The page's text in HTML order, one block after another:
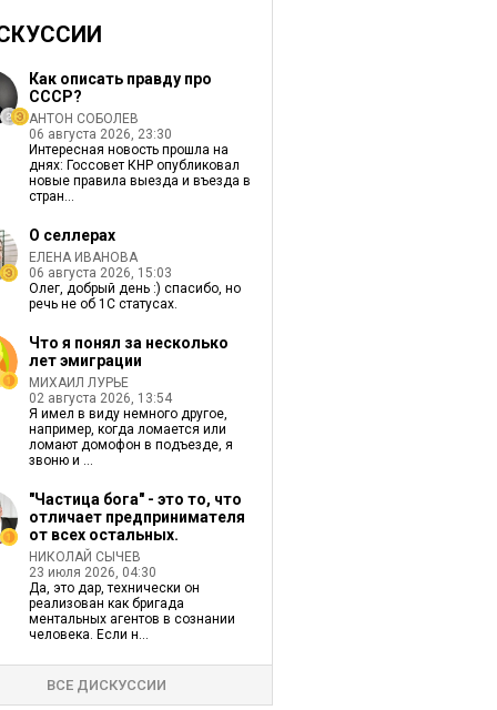
Как описать правду про
СССР?
АНТОН СОБОЛЕВ
06 августа 2026, 23:30
Интересная новость прошла на
днях: Госсовет КНР опубликовал
новые правила выезда и въезда в
стран...
О селлерах
ЕЛЕНА ИВАНОВА
06 августа 2026, 15:03
Олег, добрый день :) спасибо, но
речь не об 1С статусах.
Что я понял за несколько
лет эмиграции
МИХАИЛ ЛУРЬЕ
02 августа 2026, 13:54
Я имел в виду немного другое,
например, когда ломается или
ломают домофон в подъезде, я
звоню и ...
"Частица бога" - это то, что
отличает предпринимателя
от всех остальных.
НИКОЛАЙ СЫЧЕВ
23 июля 2026, 04:30
Да, это дар, технически он
реализован как бригада
ментальных агентов в сознании
человека. Если н...
ВСЕ ДИСКУССИИ